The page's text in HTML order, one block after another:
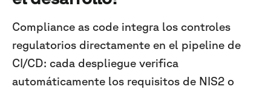
Compliance as code integra los controles
regulatorios directamente en el pipeline de
CI/CD: cada despliegue verifica
automáticamente los requisitos de NIS2 o